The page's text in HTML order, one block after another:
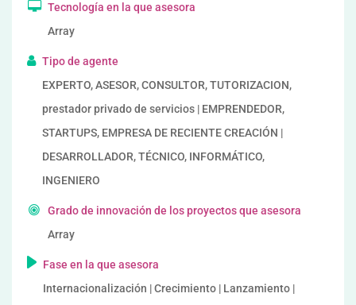
Tecnología en la que asesora
Array
Tipo de agente
EXPERTO, ASESOR, CONSULTOR, TUTORIZACION,
prestador privado de servicios | EMPRENDEDOR,
STARTUPS, EMPRESA DE RECIENTE CREACIÓN |
DESARROLLADOR, TÉCNICO, INFORMÁTICO,
INGENIERO
Grado de innovación de los proyectos que asesora
Array
Fase en la que asesora
Internacionalización | Crecimiento | Lanzamiento |